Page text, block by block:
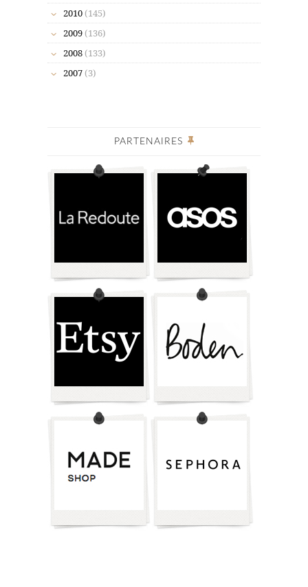
2010 (145)
2009 (136)
2008 (133)
2007 (3)
PARTENAIRES